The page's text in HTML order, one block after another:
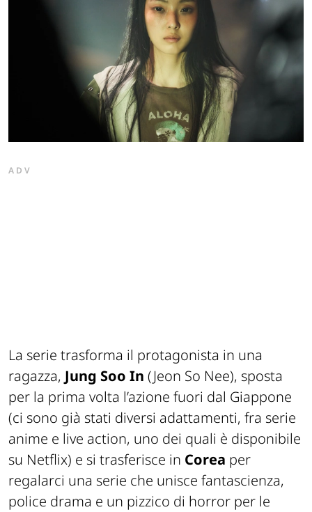
ADV
La serie trasforma il protagonista in una
ragazza, Jung Soo In (Jeon So Nee), sposta
per la prima volta l’azione fuori dal Giappone
(ci sono già stati diversi adattamenti, fra serie
anime e live action, uno dei quali è disponibile
su Netflix) e si trasferisce in Corea per
regalarci una serie che unisce fantascienza,
police drama e un pizzico di horror per le